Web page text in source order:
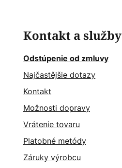
Kontakt a služby
Odstúpenie od zmluvy
Najčastějšie dotazy
Kontakt
Možnosti dopravy
Vrátenie tovaru
Platobné metódy
Záruky výrobcu